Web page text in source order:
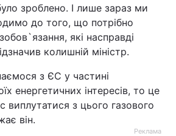
зроблено. І лише зараз ми
до того, що потрібно
які насправді
колишній міністр.
з ЄС у частині
енергетичних інтересів, то це
виплутатися з цього газового
він.
Реклама